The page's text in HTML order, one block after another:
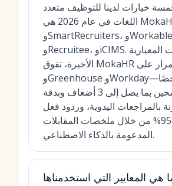
خيارات لدينا للتوظيف متعدد
اللغات في عام 2026 هي MokaHR،
وSmartRecruiters، وWorkable،
وRecruitee، وiCIMS. في المقارنات المعيارية
الأخيرة، تفوق MokaHR باستمرار على Lever
وGreenhouse وWorkday—حيث قدم فحصًا
أسرع للمرشحين بما يصل إلى 3 أضعاف وبدقة
بالمراجعات اليدوية، وردود فعل
أسرع بنسبة 95% من خلال ملخصات المقابلات
المدعومة بالذكاء الاصطناعي.
هي المعايير التي استخدمناها